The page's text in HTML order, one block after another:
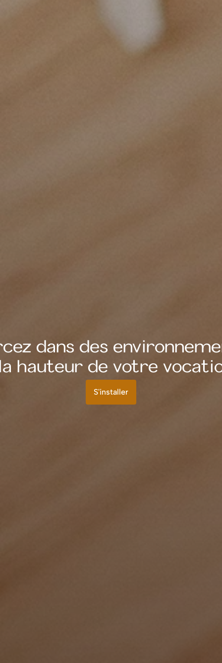
dans des
hauteur de votre
S'installer